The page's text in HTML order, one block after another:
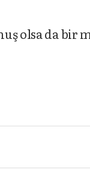
olsa da bir